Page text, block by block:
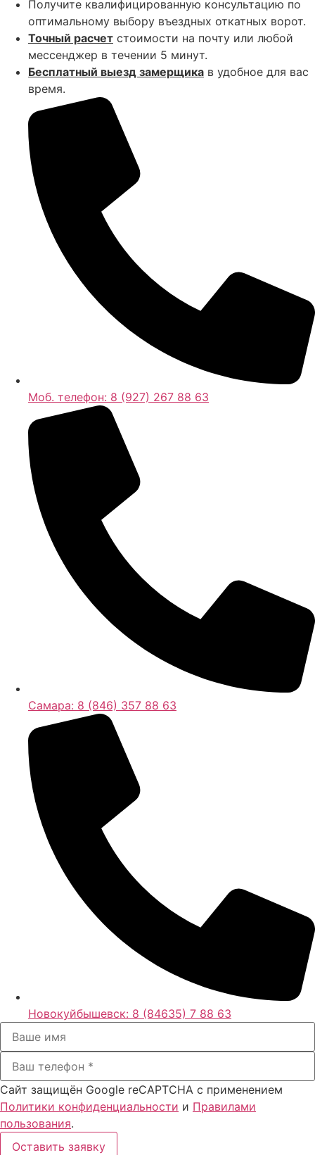
Получите квалифицированную консультацию по
оптимальному выбору въездных откатных ворот.
Точный расчет стоимости на почту или любой
мессенджер в течении 5 минут.
Бесплатный выезд замерщика в удобное для вас
время.
Моб. телефон: 8 (927) 267 88 63
Самара: 8 (846) 357 88 63
Новокуйбышевск: 8 (84635) 7 88 63
Сайт защищён Google reCAPTCHA с применением
Политики конфиденциальности и Правилами
пользования.
Оставить заявку